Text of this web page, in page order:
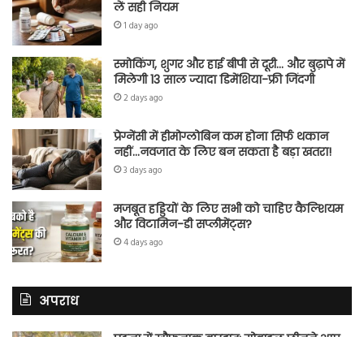
लें सही नियम
1 day ago
स्मोकिंग, शुगर और हाई बीपी से दूरी… और बुढ़ापे में
मिलेगी 13 साल ज्यादा डिमेंशिया-फ्री जिंदगी
2 days ago
प्रेग्नेंसी में हीमोग्लोबिन कम होना सिर्फ थकान
नहीं…नवजात के लिए बन सकता है बड़ा खतरा!
3 days ago
मजबूत हड्डियों के लिए सभी को चाहिए कैल्शियम
और विटामिन-डी सप्लीमेंट्स?
4 days ago
अपराध